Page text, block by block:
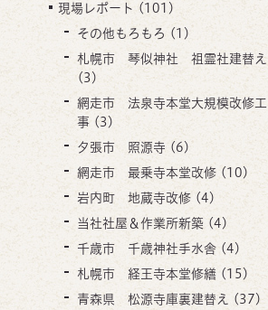
現場レポート (101)
その他もろもろ (1)
札幌市 琴似神社 祖霊社建替え
(3)
網走市 法泉寺本堂大規模改修工
事 (3)
夕張市 照源寺 (6)
網走市 最乗寺本堂改修 (10)
岩内町 地蔵寺改修 (4)
当社社屋＆作業所新築 (4)
千歳市 千歳神社手水舎 (4)
札幌市 経王寺本堂修繕 (15)
青森県 松源寺庫裏建替え (37)